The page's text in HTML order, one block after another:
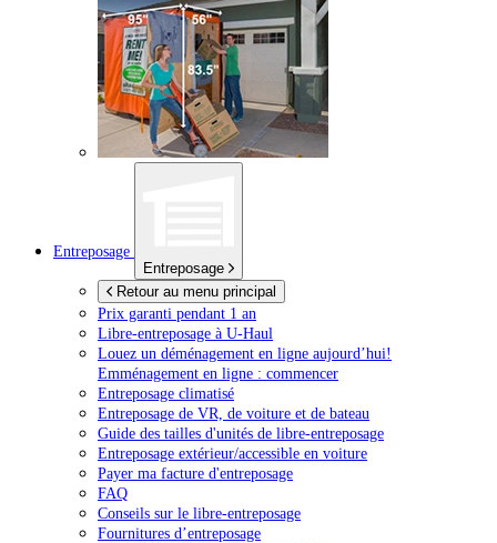
Entreposage
Entreposage
Retour au menu principal
Prix garanti pendant 1 an
Libre-entreposage à U-Haul
Louez un déménagement en ligne aujourd’hui!
Emménagement en ligne : commencer
Entreposage climatisé
Entreposage de VR, de voiture et de bateau
Guide des tailles d'unités de libre-entreposage
Entreposage extérieur/accessible en voiture
Payer ma facture d'entreposage
FAQ
Conseils sur le libre-entreposage
Fournitures d’entreposage